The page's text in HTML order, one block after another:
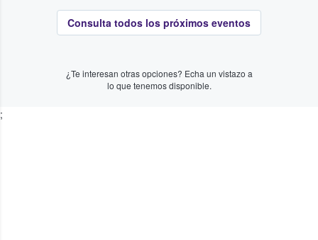
Consulta todos los próximos eventos
¿Te interesan otras opciones? Echa un vistazo a
lo que tenemos disponible.
;